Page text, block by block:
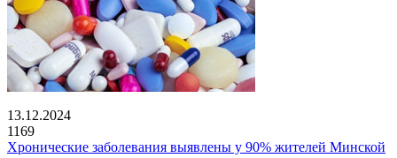
13.12.2024
1169
Хронические заболевания выявлены у 90% жителей Минской